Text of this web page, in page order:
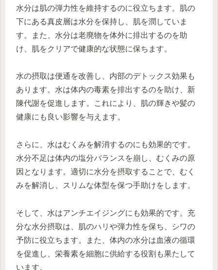
水分は肌の弾力性を維持するのに役立ちます。肌の
下にある真皮層は水分を保持し、肌を潤していま
す。また、水分は老廃物を体外に排出するのを助
け、肌をクリアで健康的な状態に保ちます。
水の摂取は便通を改善し、内部のデトックス効果も
あります。水は体内の毒素を排出するのを助け、新
陳代謝を促進します。これにより、肌の輝きや髪の
健康にも良い影響を与えます。
さらに、水はむくみを解消するのにも効果的です。
水分不足は体内の塩分バランスを崩し、むくみの原
因となります。適切に水分を摂取することで、むく
みを解消し、スリムな体型を保つ手助けをします。
そして、水はアンチエイジングにも効果的です。充
分な水分摂取は、肌のハリや弾力性を保ち、シワの
予防に役立ちます。また、体内の水分は血液の循環
を促進し、栄養素を細胞に供給する役割も果たして
います。